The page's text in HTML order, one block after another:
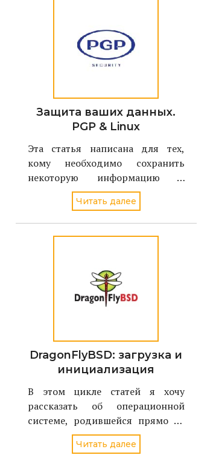
будет пользовать
Защита ваших данных.
PGP & Linux
Эта статья написана для тех,
кому необходимо сохранить
некоторую информацию в
секрете и кто пока не решил как
это сделать....Читать далее
DragonFlyBSD: загрузка и
инициализация
В этом цикле статей я хочу
рассказать об операционной
системе, родившейся прямо на
наших глазах - летом 2004 года.
Имя ей - DragonFlyBSD, и являет
Читать далее